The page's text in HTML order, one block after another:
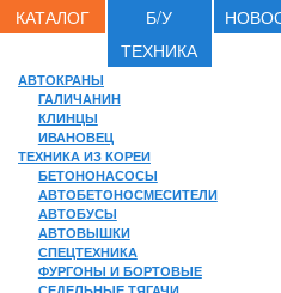
КАТАЛОГ
Б/У
ТЕХНИКА
АВТОКРАНЫ
ГАЛИЧАНИН
КЛИНЦЫ
ИВАНОВЕЦ
ТЕХНИКА ИЗ КОРЕИ
БЕТОНОНАСОСЫ
АВТОБЕТОНОСМЕСИТЕЛИ
АВТОБУСЫ
АВТОВЫШКИ
СПЕЦТЕХНИКА
ФУРГОНЫ И БОРТОВЫЕ